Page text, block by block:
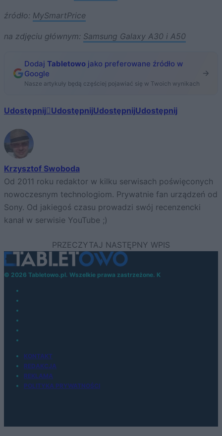
źródło: MySmartPrice
na zdjęciu głównym: Samsung Galaxy A30 i A50
Dodaj Tabletowo jako preferowane źródło w
Google
Nasze artykuły będą częściej pojawiać się w Twoich wynikach
Udostępnij UdostępnijUdostępnijUdostępnij
Krzysztof Swoboda
Od 2011 roku redaktor w kilku serwisach poświęconych
nowoczesnym technologiom. Prywatnie fan urządzeń od
Sony. Od jakiegoś czasu prowadzi swój recenzencki
kanał w serwisie YouTube ;)
© 2026 Tabletowo.pl. Wszelkie prawa zastrzeżone. K
KONTAKT
REDAKCJA
REKLAMA
POLITYKA PRYWATNOŚCI